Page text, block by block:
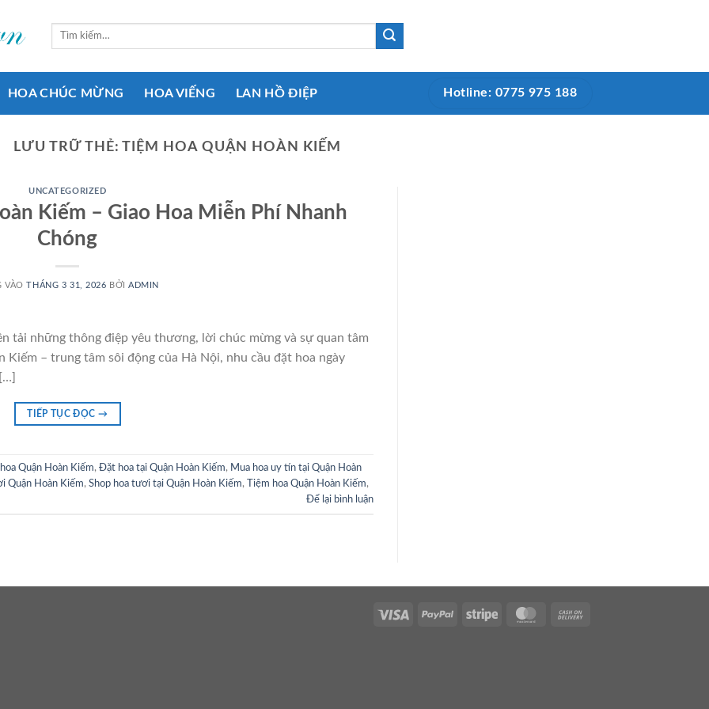
Tìm
HOA CHÚC MỪNG HOA VIẾNG LAN HỒ ĐIỆP Hotline: 0775 975 188
LƯU TRỮ THẺ:TIỆM HOA QUẬN HOÀN KIẾM
UNCATEGORIZED
Kiếm – Giao Hoa Miễn Phí Nhanh
Chóng
VÀOTHÁNG 3 31, 2026 BỞIADMIN
tải những thông điệp yêu thương, lời chúc mừng và sự quan tâm
Kiếm – trung tâm sôi động của Hà Nội, nhu cầu đặt hoa ngày
TIẾP TỤC ĐỌC →
Quận Hoàn Kiếm, Đặt hoa tại Quận Hoàn Kiếm, Mua hoa uy tín tại Quận Hoàn
Quận Hoàn Kiếm, Shop hoa tươi tại Quận Hoàn Kiếm, Tiệm hoa Quận Hoàn Kiếm,
Để lại bình luận